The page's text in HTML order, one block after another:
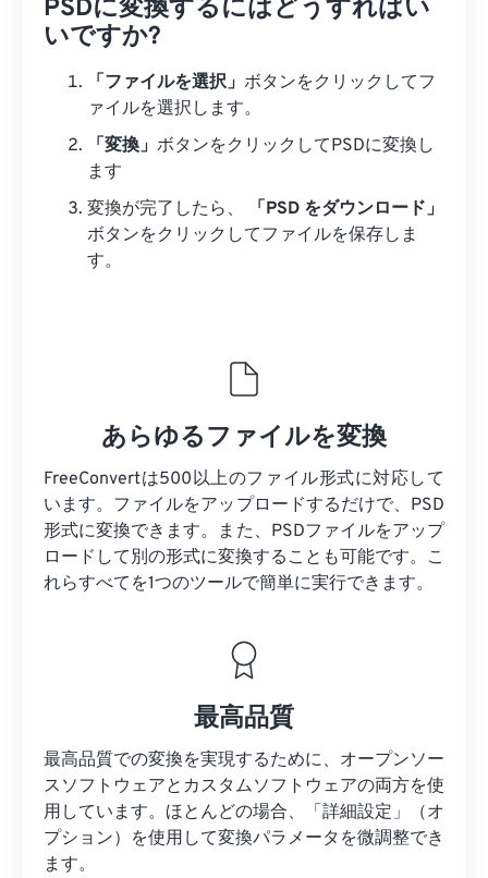
PSDに変換するにはどうすればい
いですか?
「ファイルを選択」 ボタンをクリックしてフ
ァイルを選択します。
「変換」 ボタンをクリックしてPSDに変換し
ます
変換が完了したら、
「PSD をダウンロード」
ボタンをクリックしてファイルを保存しま
す。
あらゆるファイルを変換
FreeConvertは500以上のファイル形式に対応して
います。ファイルをアップロードするだけで、PSD
形式に変換できます。また、PSDファイルをアップ
ロードして別の形式に変換することも可能です。こ
れらすべてを1つのツールで簡単に実行できます。
最高品質
最高品質での変換を実現するために、オープンソー
スソフトウェアとカスタムソフトウェアの両方を使
用しています。ほとんどの場合、「詳細設定」（オ
プション）を使用して変換パラメータを微調整でき
ます。